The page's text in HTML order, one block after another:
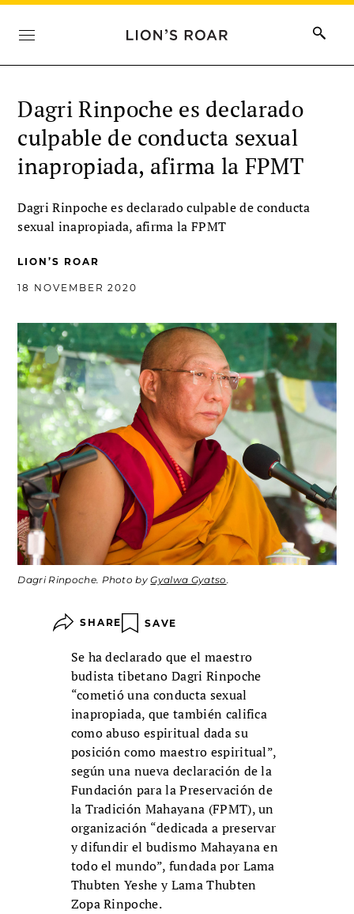
Dagri Rinpoche es declarado
culpable de conducta sexual
inapropiada, afirma la FPMT
Dagri Rinpoche es declarado culpable de conducta
sexual inapropiada, afirma la FPMT
LION’S ROAR
18 NOVEMBER 2020
Dagri Rinpoche. Photo byGyalwa Gyatso.
SHARE SAVE
Se ha declarado que el maestro
budista tibetano Dagri Rinpoche
“cometió una conducta sexual
inapropiada, que también califica
como abuso espiritual dada su
posición como maestro espiritual”,
según una nueva declaración de la
Fundación para la Preservación de
la Tradición Mahayana (FPMT), un
organización “dedicada a preservar
y difundir el budismo Mahayana en
todo el mundo”, fundada por Lama
Thubten Yeshe y Lama Thubten
Zopa Rinpoche.